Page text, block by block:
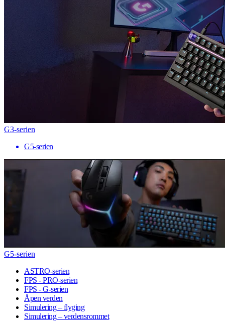
G3-serien
G5-serien
G5-serien
ASTRO-serien
FPS - PRO-serien
FPS - G-serien
Åpen verden
Simulering – flyging
Simulering – verdensrommet